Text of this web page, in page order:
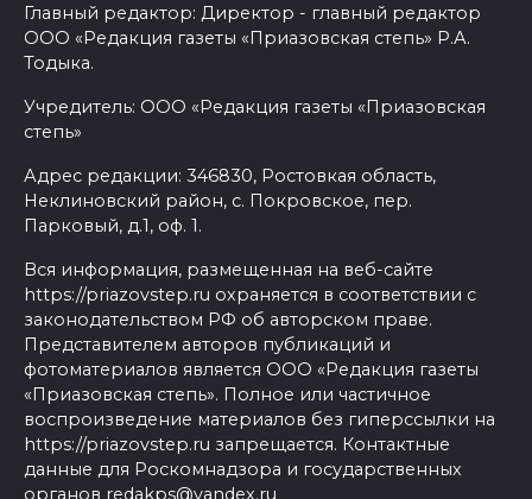
Главный редактор: Директор - главный редактор
ООО «Редакция газеты «Приазовская степь» Р.А.
Тодыка.
Учредитель: ООО «Редакция газеты «Приазовская
степь»
Адрес редакции: 346830, Ростовкая область,
Неклиновский район, с. Покровское, пер.
Парковый, д.1, оф. 1.
Вся информация, размещенная на веб-сайте
https://priazovstep.ru охраняется в соответствии с
законодательством РФ об авторском праве.
Представителем авторов публикаций и
фотоматериалов является ООО «Редакция газеты
«Приазовская степь». Полное или частичное
воспроизведение материалов без гиперссылки на
https://priazovstep.ru запрещается. Контактные
данные для Роскомнадзора и государственных
органов redakps@yandex.ru